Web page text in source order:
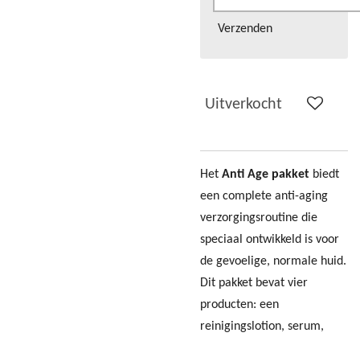
Verzenden
Uitverkocht
Het Anti Age pakket biedt
een complete anti-aging
verzorgingsroutine die
speciaal ontwikkeld is voor
de gevoelige, normale huid.
Dit pakket bevat vier
producten: een
reinigingslotion, serum,